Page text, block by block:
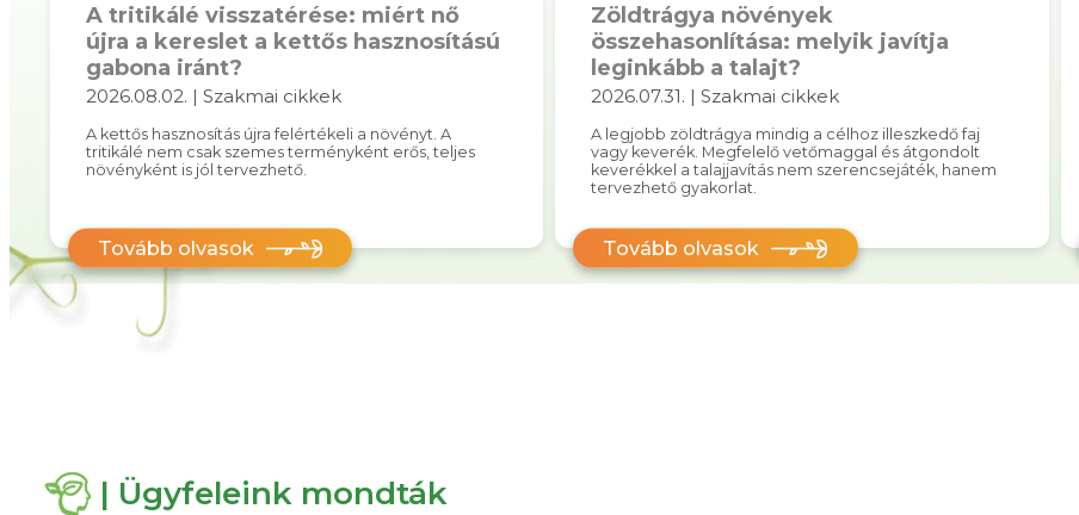
A tritikálé visszatérése: miért nő
újra a kereslet a kettős hasznosítású
gabona iránt?
2026.08.02. | Szakmai cikkek
A kettős hasznosítás újra felértékeli a növényt. A
tritikálé nem csak szemes terményként erős, teljes
növényként is jól tervezhető.
Tovább olvasok
Zöldtrágya növények
összehasonlítása: melyik javítja
leginkább a talajt?
2026.07.31. | Szakmai cikkek
A legjobb zöldtrágya mindig a célhoz illeszkedő faj
vagy keverék. Megfelelő vetőmaggal és átgondolt
keverékkel a talajjavítás nem szerencsejáték, hanem
tervezhető gyakorlat.
Tovább olvasok
| Ügyfeleink mondták